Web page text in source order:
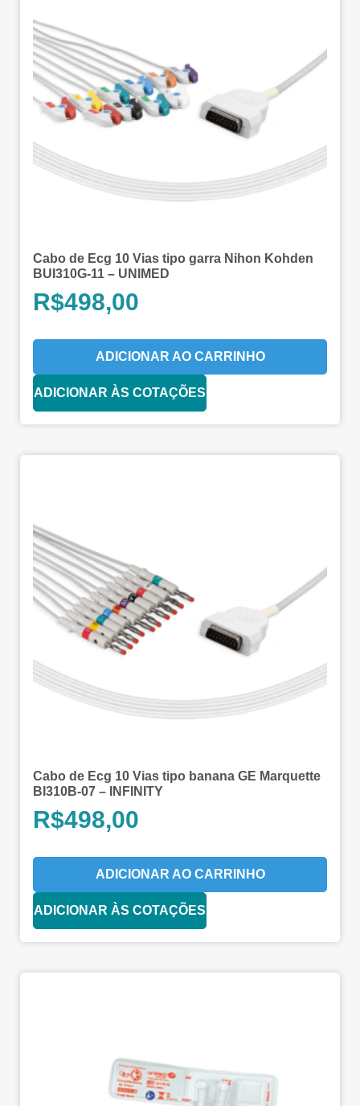
Cabo de Ecg 10 Vias tipo garra Nihon Kohden
BUI310G-11 – UNIMED
R$498,00
ADICIONAR AO CARRINHO
ADICIONAR ÀS COTAÇÕES
Cabo de Ecg 10 Vias tipo banana GE Marquette
BI310B-07 – INFINITY
R$498,00
ADICIONAR AO CARRINHO
ADICIONAR ÀS COTAÇÕES